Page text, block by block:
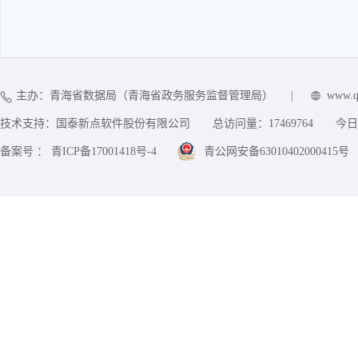
主办：青海省数据局（青海省政务服务监督管理局）
技术支持：国泰新点软件股份有限公司 总访问量： 17469764 今
备案号 ： 青ICP备17001418号-4 青公网安备63010402000415号